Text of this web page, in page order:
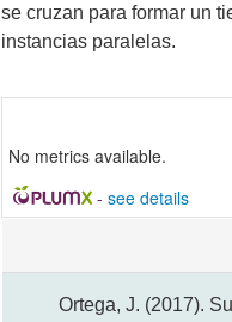
se cruzan para formar un
instancias paralelas.
No metrics available.
- see details
artículoOrtega, J. (2017).